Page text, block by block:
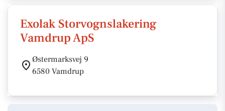
Exolak Storvognslakering
Vamdrup ApS
Østermarksvej 9
6580 Vamdrup